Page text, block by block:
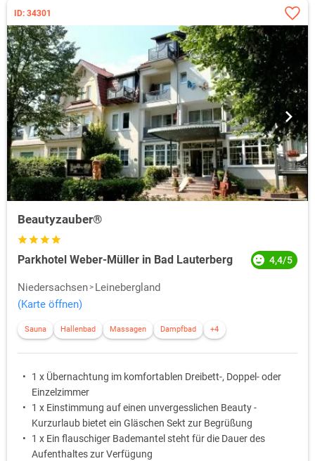
ID: 34301
Beautyzauber®
Parkhotel Weber-Müller in Bad Lauterberg 4,4/5
Niedersachsen
Leinebergland
(Karte öffnen)
Sauna Hallenbad Massagen Dampfbad +4
1 x Übernachtung im komfortablen Dreibett-, Doppel- oder
Einzelzimmer
1 x Einstimmung auf einen unvergesslichen Beauty -
Kurzurlaub bietet ein Gläschen Sekt zur Begrüßung
1 x Ein flauschiger Bademantel steht für die Dauer des
Aufenthaltes zur Verfügung